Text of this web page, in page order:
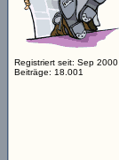
Registriert seit: Sep 2000
Beiträge: 18.001